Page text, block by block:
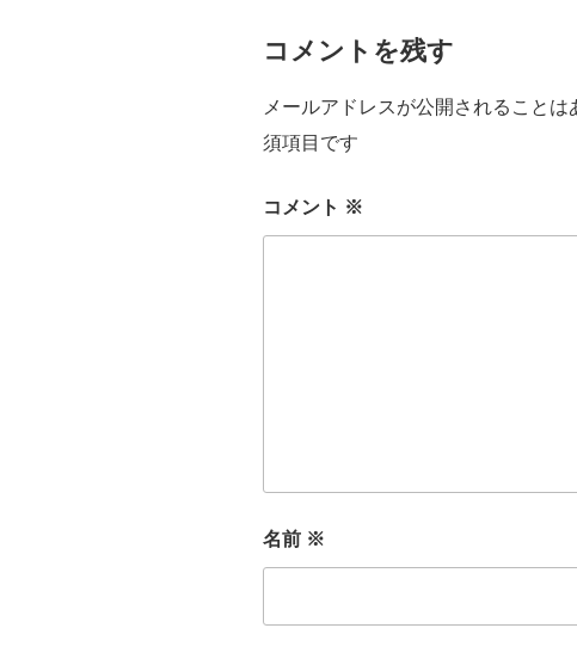
コメントを残す
メールアドレスが公開されることは
須項目です
コメント ※
名前 ※